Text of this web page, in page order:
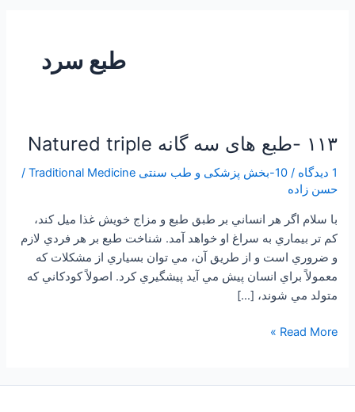
طبع سرد
۱۱۳ -طبع های سه گانه Natured triple
1 دیدگاه /10-بخش پزشکی و طب سنتی Traditional Medicine
/
حسن زاده
با سلام اگر هر انساني بر طبق طبع و مزاج خويش غذا ميل کند،
کم تر بيماري به سراغ او خواهد آمد. شناخت طبع بر هر فردي لازم
و ضروري است و از طريق آن، مي توان بسياري از مشکلات که
معمولاً براي انسان پيش مي آيد پيشگيري کرد. اصولاً کودکاني که
متولد مي شوند، […]
۱۱۳
های
سه
گانه
Natured
triple
Read More »